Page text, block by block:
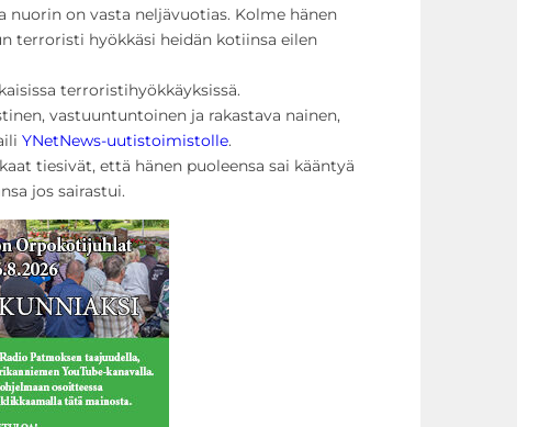
nuorin on vasta neljävuotias. Kolme hänen
terroristi hyökkäsi heidän kotiinsa eilen
terroristihyökkäyksissä.
vastuuntuntoinen ja rakastava nainen,
YNetNews-uutistoimistolle.
tiesivät, että hänen puoleensa sai kääntyä
jos sairastui.